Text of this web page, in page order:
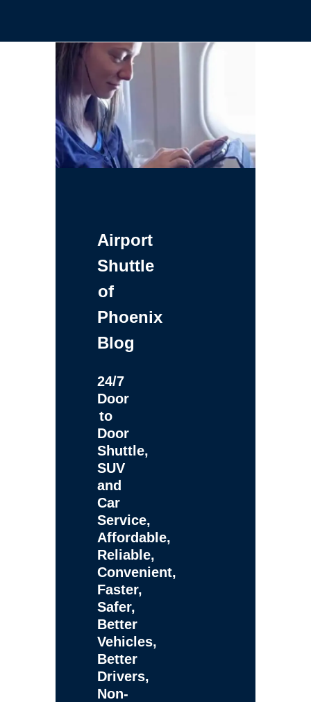
Airport
Shuttle
of
Phoenix
Blog
24/7
Door
to
Door
Shuttle,
SUV
and
Car
Service,
Affordable,
Reliable,
Convenient,
Faster,
Safer,
Better
Vehicles,
Better
Drivers,
Non-